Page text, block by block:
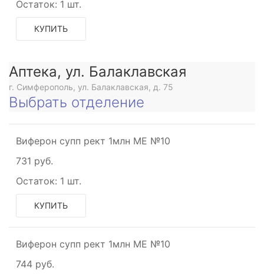
Остаток: 1 шт.
КУПИТЬ
Аптека, ул. Балаклавская
г. Симферополь, ул. Балаклавская, д. 75
Выбрать отделение
Виферон супп рект 1млн МЕ №10
731 руб.
Остаток: 1 шт.
КУПИТЬ
Виферон супп рект 1млн МЕ №10
744 руб.